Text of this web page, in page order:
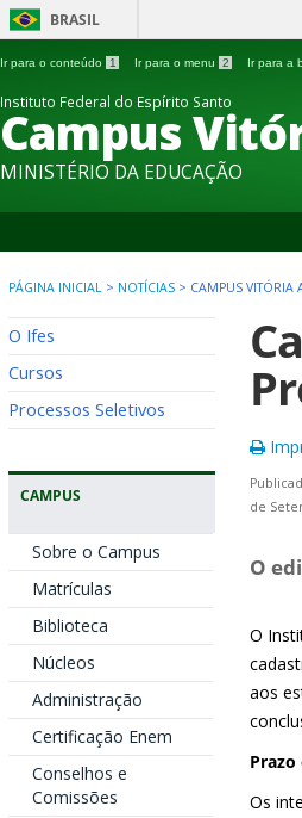
BRASIL
Ir para o conteúdo 1 Ir para o menu 2 Ir para a
Instituto Federal do Espírito Santo
Campus
MINISTÉRIO DA EDUCAÇÃO
PÁGINA INICIAL > NOTÍCIAS > CAMPUS VITÓRIA
O Ifes
Cursos
Processos Seletivos
CAMPUS
Sobre o Campus
Matrículas
Biblioteca
Núcleos
Administração
Certificação Enem
Conselhos e
Comissões
de
O
O
aos
Prazo
Os